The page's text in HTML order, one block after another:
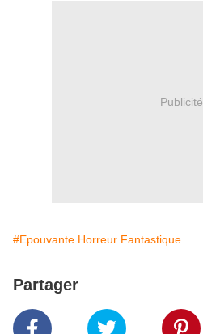
Publicité
#Epouvante Horreur Fantastique
Partager